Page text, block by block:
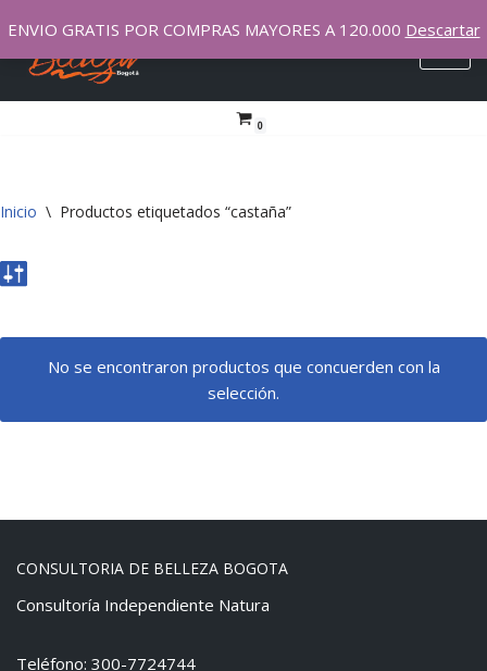
Saltar
0
Inicio \ Productos etiquetados “castaña”
No se encontraron productos que concuerden con la
selección.
CONSULTORIA DE BELLEZA BOGOTA
Consultoría Independiente Natura
Teléfono: 300-7724744
ENVIO GRATIS POR COMPRAS MAYORES A 120.000 Descartar